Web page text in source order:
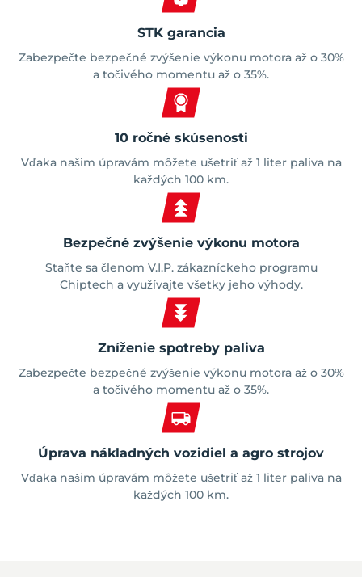
STK garancia
Zabezpečte bezpečné zvýšenie výkonu motora až o 30%
a točivého momentu až o 35%.
10 ročné skúsenosti
Vďaka našim úpravám môžete ušetriť až 1 liter paliva na
každých 100 km.
Bezpečné zvýšenie výkonu motora
Staňte sa členom V.I.P. zákazníckeho programu
Chiptech a využívajte všetky jeho výhody.
Zníženie spotreby paliva
Zabezpečte bezpečné zvýšenie výkonu motora až o 30%
a točivého momentu až o 35%.
Úprava nákladných vozidiel a agro strojov
Vďaka našim úpravám môžete ušetriť až 1 liter paliva na
každých 100 km.